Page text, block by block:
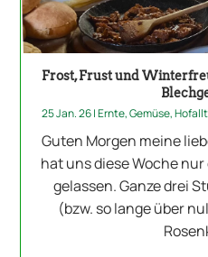
Frost, Frust und
25 Jan. 26|Ernte,Gemüse,
Guten Morgen meine
hat uns diese Woche
gelassen. Ganze drei
(bzw. so lange über